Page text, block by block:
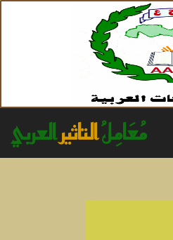
مُعَامِلُالتاثيرالعربي